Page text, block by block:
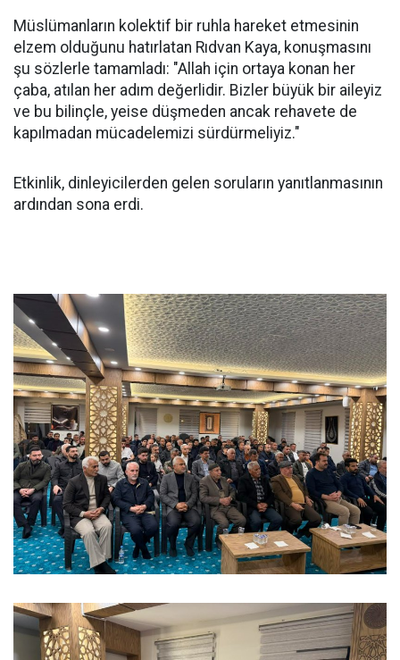
Müslümanların kolektif bir ruhla hareket etmesinin
elzem olduğunu hatırlatan Rıdvan Kaya, konuşmasını
şu sözlerle tamamladı: "Allah için ortaya konan her
çaba, atılan her adım değerlidir. Bizler büyük bir aileyiz
ve bu bilinçle, yeise düşmeden ancak rehavete de
kapılmadan mücadelemizi sürdürmeliyiz."
Etkinlik, dinleyicilerden gelen soruların yanıtlanmasının
ardından sona erdi.